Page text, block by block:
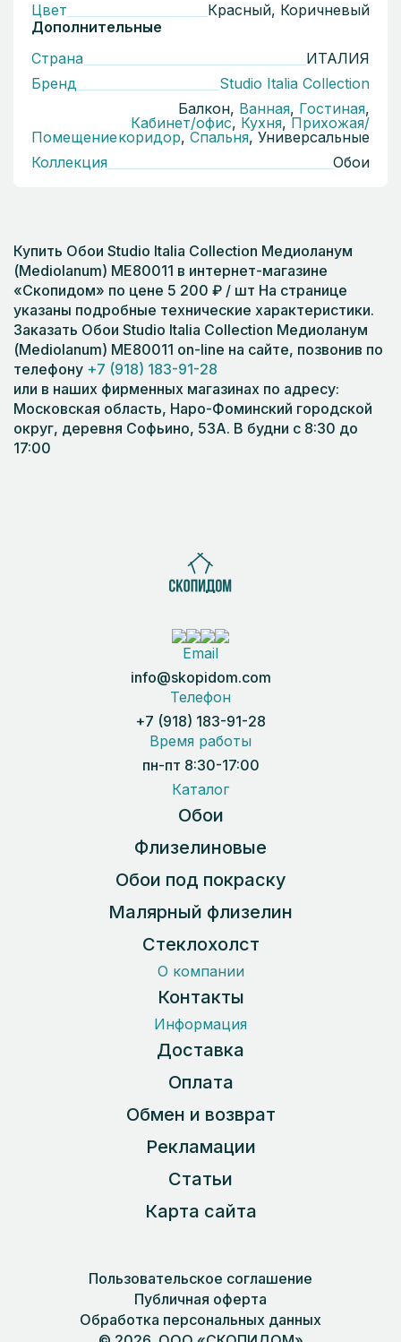
Цвет
Красный, Коричневый
Дополнительные
Страна
ИТАЛИЯ
Бренд
Studio Italia Collection
Помещение
Балкон, Ванная, Гостиная,
Кабинет/офис, Кухня, Прихожая/
коридор, Спальня, Универсальные
Коллекция
Обои
Купить Обои Studio Italia Collection Медиоланум
(Mediolanum) ME80011 в интернет-магазине
«Скопидом» по цене 5 200 ₽ / шт На странице
указаны подробные технические характеристики.
Заказать Обои Studio Italia Collection Медиоланум
(Mediolanum) ME80011 on-line на сайте, позвонив по
телефону +7 (918) 183-91-28
или в наших фирменных магазинах по адресу:
Московская область, Наро-Фоминский городской
округ, деревня Софьино, 53А. В будни с 8:30 до
17:00
Email
info@skopidom.com
Телефон
+7 (918) 183-91-28
Время работы
пн-пт 8:30-17:00
Каталог
Обои
Флизелиновые
Обои под покраску
Малярный флизелин
Стеклохолст
О компании
Контакты
Информация
Доставка
Оплата
Обмен и возврат
Рекламации
Статьи
Карта сайта
Пользовательское соглашение
Публичная оферта
Обработка персональных данных